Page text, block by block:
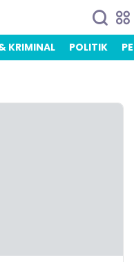
KRIMINAL POLITIK